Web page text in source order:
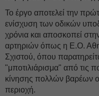
Το έργο αποτελεί την
ενίσχυση των οδικών
χρόνια και αποσκοπεί
αρτηριών όπως η Ε.Ο.
Σχιστού, όπου
"μποτιλιάρισμα" από τις
κίνησης πολλών βαρέων
περιοχή.